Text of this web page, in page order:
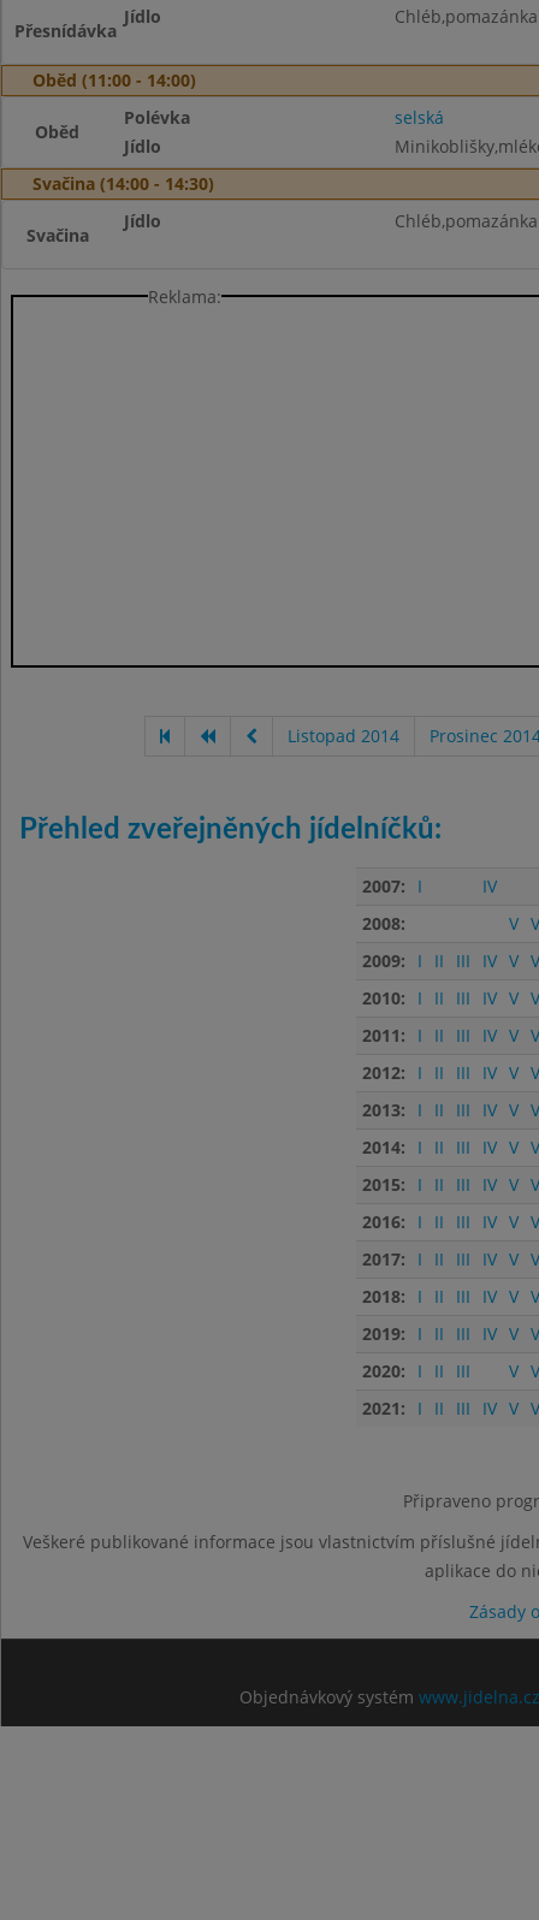
Přesnídávka
Jídlo
Oběd (11:00 - 14:00)
Oběd
Polévka
selská
Jídlo
Svačina (14:00 - 14:30)
Svačina
Jídlo
Reklama:
Listopad 2014 Prosinec
Přehled zveřejněných jídelníčků:
2007: I
IV
2008:
V
2009:
I II III IV V
2010:
I II III IV V
2011:
I II III IV V
2012:
I II III IV V
2013:
I II III IV V
2014:
I II III IV V
2015:
I II III IV V
2016:
I II III IV V
2017:
I II III IV V
2018:
I II III IV V
2019:
I II III IV V
2020:
I II III V
2021:
I II III IV V
Připraveno
Veškeré publikované informace jsou vlastnictvím příslušné
aplikace do
Zásady
Objednávkový systém www.jidelna.cz